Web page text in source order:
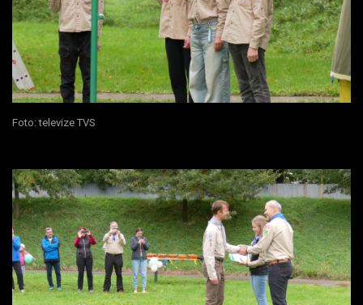
Foto: televize TVS